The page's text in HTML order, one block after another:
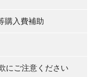
購入費補助
にご注意ください